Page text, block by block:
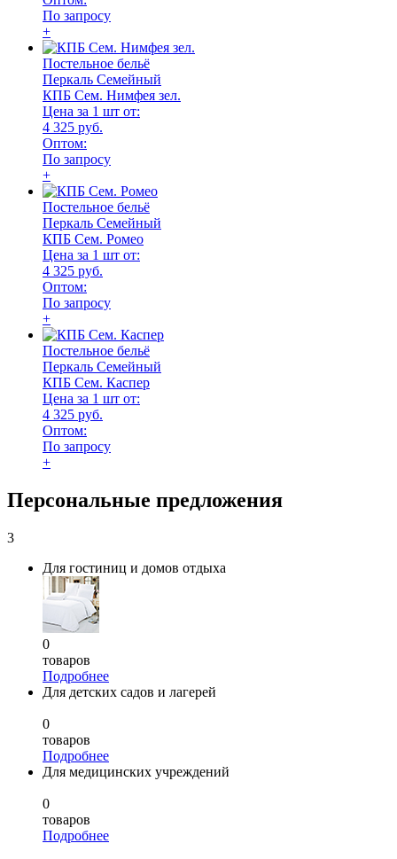
По запросу
+
Постельное бельё
Перкаль Семейный
КПБ Сем. Нимфея зел.
Цена за 1 шт от:
4 325 руб.
Оптом:
По запросу
+
Постельное бельё
Перкаль Семейный
КПБ Сем. Ромео
Цена за 1 шт от:
4 325 руб.
Оптом:
По запросу
+
Постельное бельё
Перкаль Семейный
КПБ Сем. Каспер
Цена за 1 шт от:
4 325 руб.
Оптом:
По запросу
+
Персональные предложения
3
Для гостиниц и домов отдыха
0
товаров
Подробнее
Для детских садов и лагерей
0
товаров
Подробнее
Для медицинских учреждений
0
товаров
Подробнее